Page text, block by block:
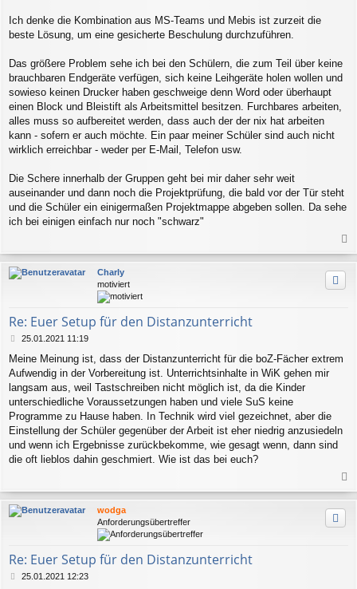
Ich denke die Kombination aus MS-Teams und Mebis ist zurzeit die
beste Lösung, um eine gesicherte Beschulung durchzuführen.
Das größere Problem sehe ich bei den Schülern, die zum Teil über keine
brauchbaren Endgeräte verfügen, sich keine Leihgeräte holen wollen und
sowieso keinen Drucker haben geschweige denn Word oder überhaupt
einen Block und Bleistift als Arbeitsmittel besitzen. Furchbares arbeiten,
alles muss so aufbereitet werden, dass auch der der nix hat arbeiten
kann - sofern er auch möchte. Ein paar meiner Schüler sind auch nicht
wirklich erreichbar - weder per E-Mail, Telefon usw.
Die Schere innerhalb der Gruppen geht bei mir daher sehr weit
auseinander und dann noch die Projektprüfung, die bald vor der Tür steht
und die Schüler ein einigermaßen Projektmappe abgeben sollen. Da sehe
ich bei einigen einfach nur noch "schwarz"
c
Charly
motiviert
Re: Euer Setup für den Distanzunterricht
B
i
t
r
a
25.01.2021 11:19
Meine Meinung ist, dass der Distanzunterricht für die boZ-Fächer extrem
Aufwendig in der Vorbereitung ist. Unterrichtsinhalte in WiK gehen mir
langsam aus, weil Tastschreiben nicht möglich ist, da die Kinder
unterschiedliche Voraussetzungen haben und viele SuS keine
Programme zu Hause haben. In Technik wird viel gezeichnet, aber die
Einstellung der Schüler gegenüber der Arbeit ist eher niedrig anzusiedeln
und wenn ich Ergebnisse zurückbekomme, wie gesagt wenn, dann sind
die oft lieblos dahin geschmiert. Wie ist das bei euch?
c
wodga
Anforderungsübertreffer
Re: Euer Setup für den Distanzunterricht
B25.01.2021 12:23